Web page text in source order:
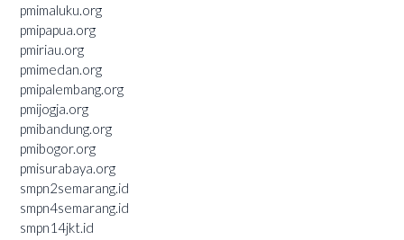
pmimaluku.org
pmipapua.org
pmiriau.org
pmimedan.org
pmipalembang.org
pmijogja.org
pmibandung.org
pmibogor.org
pmisurabaya.org
smpn2semarang.id
smpn4semarang.id
smpn14jkt.id